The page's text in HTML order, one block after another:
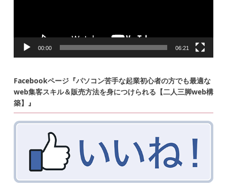
00:00 06:21
Facebookページ『パソコン苦手な起業初心者の方でも最適な
web集客スキル＆販売方法を身につけられる【二人三脚web構
築】』